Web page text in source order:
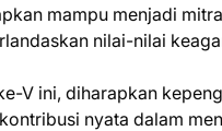
mampu menjadi
nilai-nilai
V ini, diharapkan
nyata dalam